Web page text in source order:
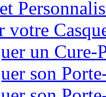
votre
un Cure-
son